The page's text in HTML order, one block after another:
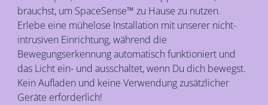
brauchst, um SpaceSense™ zu Hause zu nutzen.
Erlebe eine mühelose Installation mit unserer nicht-
intrusiven Einrichtung, während die
Bewegungserkennung automatisch funktioniert und
das Licht ein- und ausschaltet, wenn Du dich bewegst.
Kein Aufladen und keine Verwendung zusätzlicher
Geräte erforderlich!